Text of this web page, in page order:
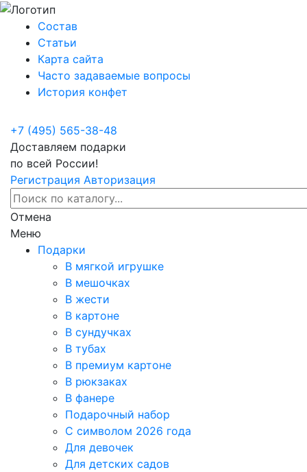
Состав
Статьи
Карта сайта
Часто задаваемые вопросы
История конфет
+7 (495) 565-38-48
Доставляем подарки
по всей России!
Регистрация Авторизация
Отмена
Меню
Подарки
В мягкой игрушке
В мешочках
В жести
В картоне
В сундучках
В тубах
В премиум картоне
В рюкзаках
В фанере
Подарочный набор
С символом 2026 года
Для девочек
Для детских садов